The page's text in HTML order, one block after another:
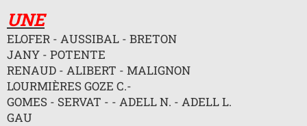
s
s
a
g
e
n
o
n
l
u
UNE
ELOFER - AUSSIBAL - BRETON
JANY - POTENTE
RENAUD - ALIBERT - MALIGNON
LOURMIÈRES GOZE C.-
GOMES - SERVAT - - ADELL N. - ADELL L.
GAU